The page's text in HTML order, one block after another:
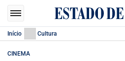
Início Cultura
CINEMA